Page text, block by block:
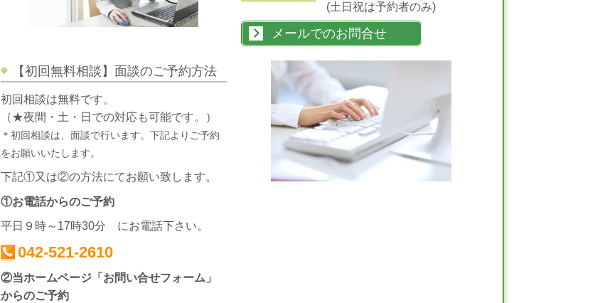
(土日祝は予約者のみ)
メールでのお問合せ
【初回無料相談】面談のご予約方法
初回相談は無料です。
（★夜間・土・日での対応も可能です。）
＊初回相談は、面談で行います。下記よりご予約
をお願いいたします。
下記①又は②の方法にてお願い致します。
①お電話からのご予約
平日９時～17時30分 にお電話下さい。
042-521-2610
②当ホームページ「お問い合せフォーム」
からのご予約